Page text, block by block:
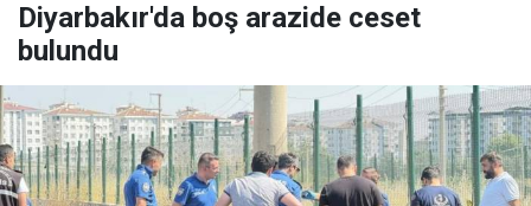
Diyarbakır'da boş arazide ceset
bulundu